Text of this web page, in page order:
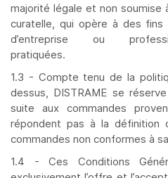
majorité légale et non soumise
curatelle, qui opère à des
d’entreprise ou
pratiquées.
1.3 - Compte tenu de la
dessus, DISTRAME se
suite aux commandes
répondent pas à la définition
commandes non conformes à
1.4 - Ces Conditions